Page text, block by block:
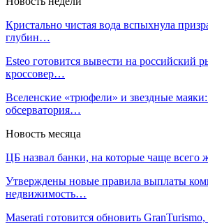
Кристально чистая вода вспыхнула
глубин…
Esteo готовится вывести на российский
кроссовер…
Вселенские «трюфели» и звездные
обсерватория…
Новость месяца
ЦБ назвал банки, на которые чаще всего
Утверждены новые правила выплаты
недвижимость…
Maserati готовится обновить